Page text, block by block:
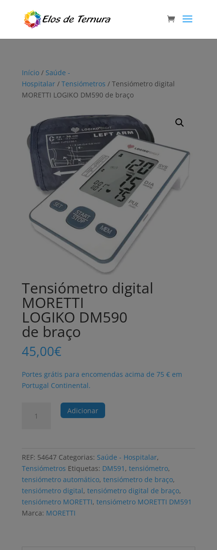
Início/ Saúde -
Hospitalar/ Tensiómetros / Tensiómetro digital
MORETTI LOGIKO DM590 de braço
Tensiómetro digital
MORETTI
LOGIKO DM590
de braço
45,00€
Portes grátis para encomendas acima de 75 € em
Portugal Continental.
LOGIKO
DM590
braço
Adicionar
REF: 54647 Categorias: Saúde - Hospitalar,
Tensiómetros Etiquetas: DM591 , tensiómetro,
tensiómetro automático, tensiómetro de braço,
tensiómetro digital, tensiómetro digital de braço,
tensiómetro MORETTI, tensiómetro MORETTI DM591
Marca: MORETTI